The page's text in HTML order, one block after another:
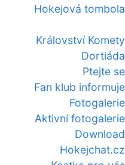
Hokejová tombola
Království Komety
Dortiáda
Ptejte se
Fan klub informuje
Fotogalerie
Aktivní fotogalerie
Download
Hokejchat.cz